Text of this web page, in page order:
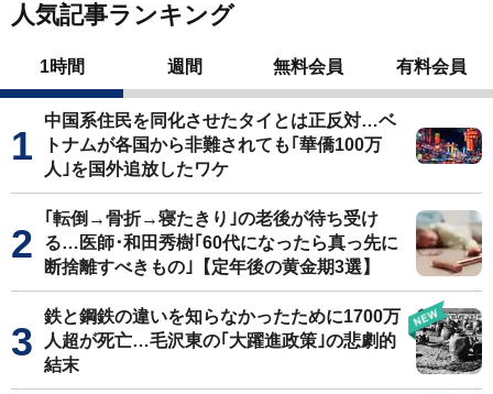
人気記事ランキング
1時間 週間 無料会員 有料会員
中国系住民を同化させたタイとは正反対…ベ
トナムが各国から非難されても｢華僑100万
人｣を国外追放したワケ
｢転倒→骨折→寝たきり｣の老後が待ち受け
る…医師･和田秀樹｢60代になったら真っ先に
断捨離すべきもの｣【定年後の黄金期3選】
鉄と鋼鉄の違いを知らなかったために1700万
人超が死亡…毛沢東の｢大躍進政策｣の悲劇的
結末